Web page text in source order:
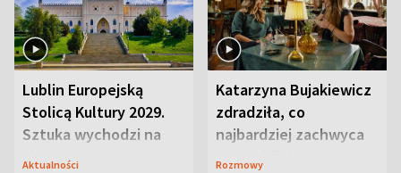
Lublin Europejską
Stolicą Kultury 2029.
Sztuka wychodzi na
ulice
Aktualności
Katarzyna Bujakiewicz
zdradziła, co
najbardziej zachwyca
ją w Lublinie
Rozmowy